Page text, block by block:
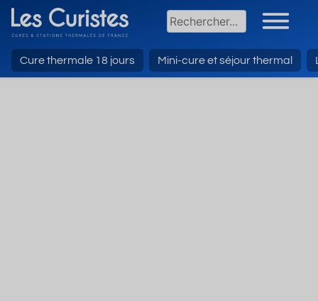
Cure thermale 18 jours Mini-cure et séjour thermal